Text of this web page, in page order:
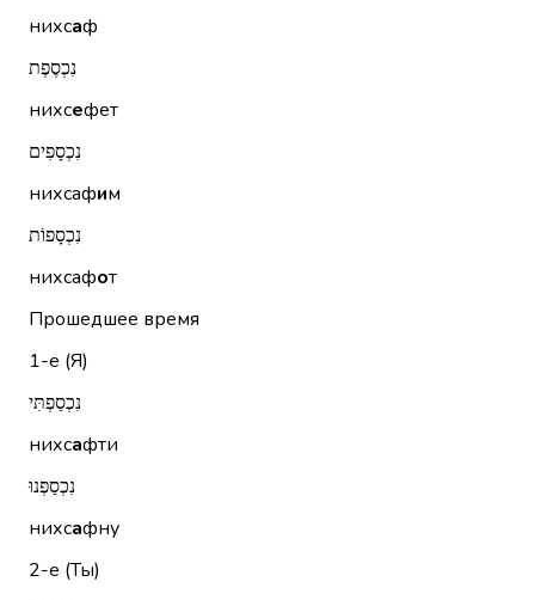
нихсаф
נִכְסֶפֶת
нихсефет
נִכְסָפִים
нихсафим
נִכְסָפוֹת
нихсафот
Прошедшее время
1-е (Я)
נִכְסַפְתִּי
нихсафти
נִכְסַפְנוּ
нихсафну
2-е (Ты)